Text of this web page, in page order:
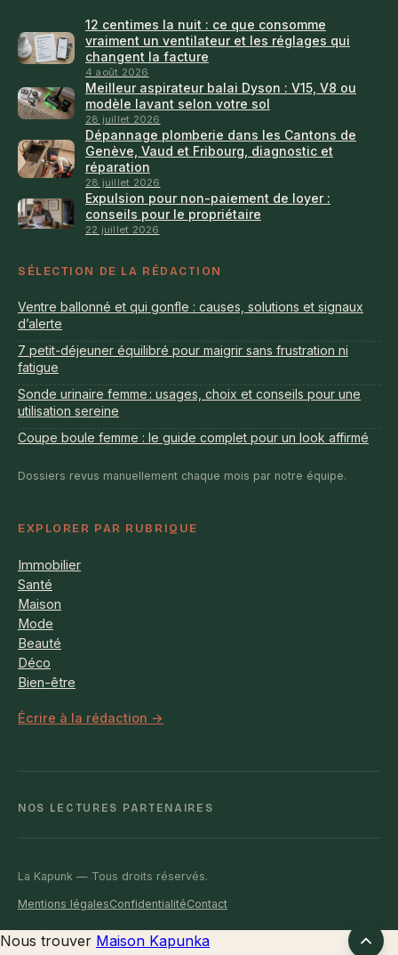
12 centimes la nuit : ce que consomme
vraiment un ventilateur et les réglages qui
changent la facture
4 août 2026
Meilleur aspirateur balai Dyson : V15, V8 ou
modèle lavant selon votre sol
28 juillet 2026
Dépannage plomberie dans les Cantons de
Genève, Vaud et Fribourg, diagnostic et
réparation
28 juillet 2026
Expulsion pour non-paiement de loyer :
conseils pour le propriétaire
22 juillet 2026
SÉLECTION DE LA RÉDACTION
Ventre ballonné et qui gonfle : causes, solutions et signaux
d’alerte
7 petit-déjeuner équilibré pour maigrir sans frustration ni
fatigue
Sonde urinaire femme : usages, choix et conseils pour une
utilisation sereine
Coupe boule femme : le guide complet pour un look affirmé
Dossiers revus manuellement chaque mois par notre équipe.
EXPLORER PAR RUBRIQUE
Immobilier
Santé
Maison
Mode
Beauté
Déco
Bien-être
Écrire à la rédaction →
NOS LECTURES PARTENAIRES
La Kapunk — Tous droits réservés.
Mentions légalesConfidentialitéContact
Retour
Nous trouver Maison Kapunka